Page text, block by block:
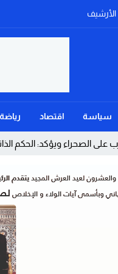
الأرشيف
سياسة اقتصاد رياضة
الصحراء ويؤكد: الحكم